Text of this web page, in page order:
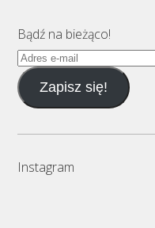
Bądź na bieżąco!
Adres
e-
mailZapisz się!
Instagram